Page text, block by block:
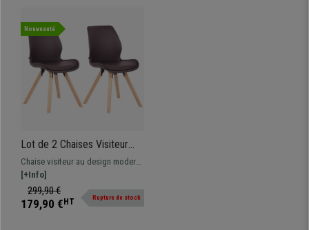
Nouveauté
Lot de 2 Chaises Visiteur
KALI CUIR, Pieds en Hêtre,
Assise Rembourrée, Marron
Foncé
Chaise visiteur au design moderne
et coloré, confortablement
rembourrée avec pieds en bois.
Différentes versions et couleurs
[+Info]
299,90 €
179,90 € HT Rupture de stock